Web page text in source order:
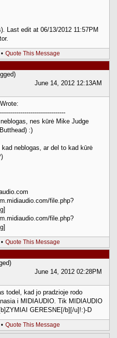
Last edit at 06/13/2012 11:57PM
• Quote This Message
June 14, 2012 12:13AM
nes kūrė Mike Judge
:)
kad neblogas, ar del to kad kūrė
file.php?
file.php?
• Quote This Message
June 14, 2012 02:28PM
todel, kad jo pradzioje rodo
i MIDIAUDIO. Tik MIDIAUDIO
GERESNE[/b][/u]!:)-D
• Quote This Message